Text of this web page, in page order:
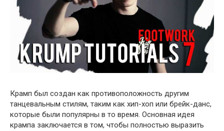
Крамп был создан как противоположность другим
танцевальным стилям, таким как хип-хоп или брейк-данс,
которые были популярны в то время. Основная идея
крампа заключается в том, чтобы полностью выразить